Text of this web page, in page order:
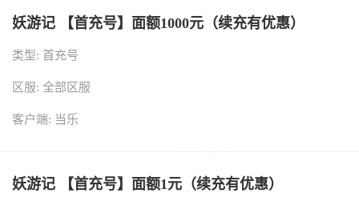
妖游记 【首充号】面额1000元（续充有优惠）
类型: 首充号
区服: 全部区服
客户端: 当乐
妖游记 【首充号】面额1元（续充有优惠）